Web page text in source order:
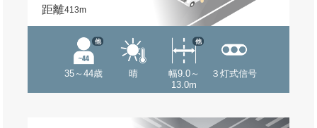
距離413m
35～44歳
他
晴
幅9.0～
13.0m
他
３灯式信号